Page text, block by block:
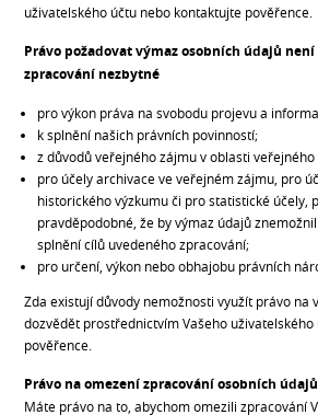
uživatelského účtu nebo kontaktujte pověřence.
Právo požadovat výmaz osobních údajů
zpracování nezbytné
pro výkon práva na svobodu projevu a
k splnění našich právních povinností;
z důvodů veřejného zájmu v oblasti veřejného
pro účely archivace ve veřejném zájmu, pro
historického výzkumu či pro statistické účely,
pravděpodobné, že by výmaz údajů
splnění cílů uvedeného zpracování;
pro určení, výkon nebo obhajobu právních
Zda existují důvody nemožnosti využít právo na
dozvědět prostřednictvím Vašeho
pověřence.
Právo na omezení zpracování osobních údajů
Máte právo na to, abychom omezili zpracování